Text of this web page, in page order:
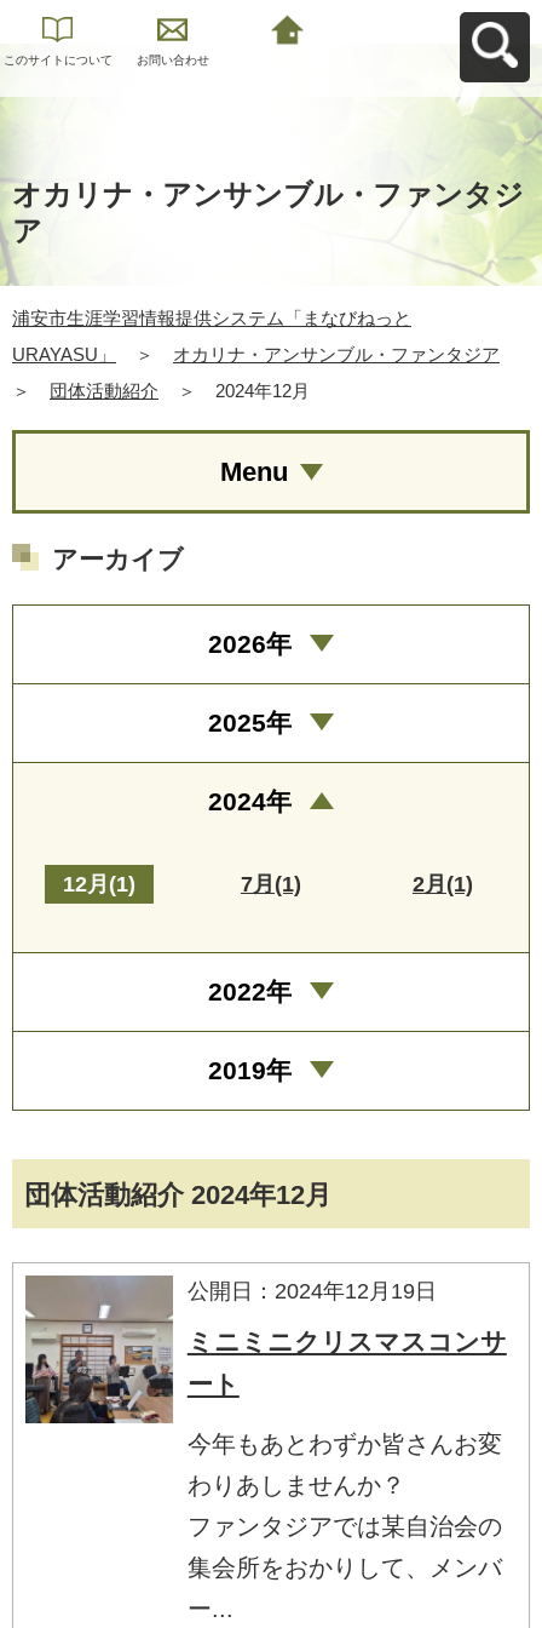
このサイトについて お問い合わせ
オカリナ・アンサンブル・ファンタジ
ア
浦安市生涯学習情報提供システム「まなびねっと
URAYASU」
＞
オカリナ・アンサンブル・ファンタジア
＞
団体活動紹介 ＞ 2024年12月
団体活動紹介 2024年12月
公開日：2024年12月19日
ミニミニクリスマスコンサ
ート
今年もあとわずか皆さんお変
わりあしませんか？
ファンタジアでは某自治会の
集会所をおかりして、メンバ
ー...
Menu
アーカイブ
2026年
2025年
2024年
12月(1) 7月(1) 2月(1)
2022年
2019年